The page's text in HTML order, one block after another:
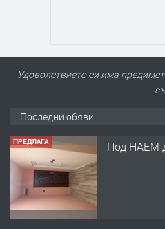
Удоволствието си има
Последни обяви
ПРЕДЛАГА Под НАЕМ